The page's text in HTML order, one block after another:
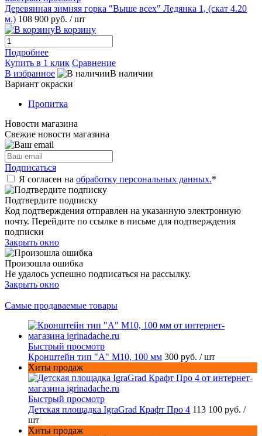
Деревянная зимняя горка "Выше всех" Ледянка 1, (скат 4.20
м.) 108 900 руб. / шт
В корзину
Подробнее
Купить в 1 клик Сравнение
В избранное
В наличии
Вариант окраски
Пропитка
Новости магазина
Свежие новости магазина
Подписаться
Я согласен на обработку персональных данных.*
Подтвердите подписку
Код подтверждения отправлен на указанную электронную
почту. Перейдите по ссылке в письме для подтверждения
подписки
Закрыть окно
Произошла ошибка
Не удалось успешно подписаться на рассылку.
Закрыть окно
Самые продаваемые товары
Быстрый просмотр
Кронштейн тип "A" M10, 100 мм 300 руб. / шт
Хиты продаж
Быстрый просмотр
Детская площадка IgraGrad Крафт Про 4 113 100 руб. /
шт
Хиты продаж